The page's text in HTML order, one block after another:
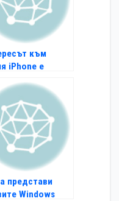
към
iPhone е
представи
Windows